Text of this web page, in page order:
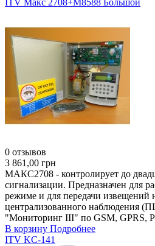
ITV Макс 2708+М8588 Большой
0 отзывов
3 861,00 грн
МАКС2708 - контролирует до
сигнализации. Предназначен для
режиме и для передачи извещений
централизованного наблюдения
"Мониторинг III" по GSM, GPRS,
В корзину Подробнее
ITV KС-141